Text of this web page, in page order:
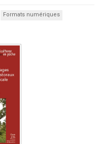
Formats numériques